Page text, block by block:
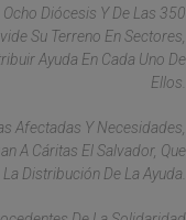
Diócesis Y De Las 350
Su Terreno En Sectores,
Ayuda En Cada Uno De
Ellos.
Afectadas Y Necesidades,
A Cáritas El Salvador, Que
Distribución De La Ayuda.